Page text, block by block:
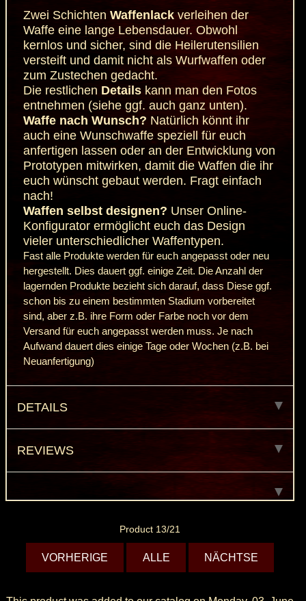
Zwei Schichten Waffenlackverleihen der
Waffe eine lange Lebensdauer. Obwohl
kernlos und sicher, sind die Heilerutensilien
versteift und damit nicht als Wurfwaffen oder
zum Zustechen gedacht.
Die restlichen Details kann man den Fotos
entnehmen (siehe ggf. auch ganz unten).
Waffe nach Wunsch? Natürlich könnt ihr
auch eine Wunschwaffe speziell für euch
anfertigen lassen oder an der Entwicklung von
Prototypen mitwirken, damit die Waffen die ihr
euch wünscht gebaut werden. Fragt einfach
nach!
Waffen selbst designen? UnserOnline-
Konfiguratorermöglicht euch das Design
vieler unterschiedlicher Waffentypen.
Fast alle Produkte werden für euch angepasst oder neu
hergestellt. Dies dauert ggf. einige Zeit. Die Anzahl der
lagernden Produkte bezieht sich darauf, dass Diese ggf.
schon bis zu einem bestimmten Stadium vorbereitet
sind, aber z.B. ihre Form oder Farbe noch vor dem
Versand für euch angepasst werden muss. Je nach
Aufwand dauert dies einige Tage oder Wochen (z.B. bei
Neuanfertigung)
DETAILS
REVIEWS
Product 13/21
VORHERIGE ALLE NÄCHTSE